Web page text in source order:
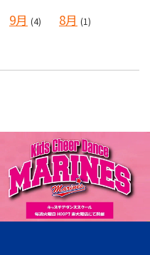
9月 (4) 8月 (1)